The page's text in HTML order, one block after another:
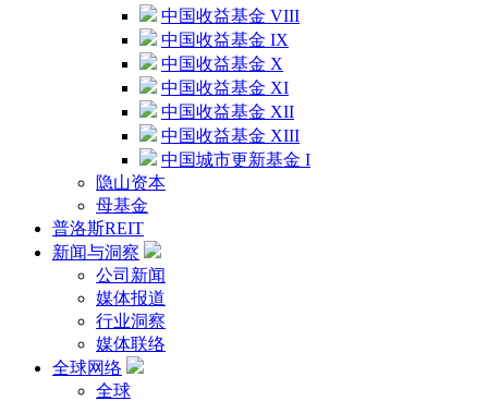
中国收益基金 VIII
中国收益基金 IX
中国收益基金 X
中国收益基金 XI
中国收益基金 XII
中国收益基金 XIII
中国城市更新基金 I
隐山资本
母基金
普洛斯REIT
新闻与洞察
公司新闻
媒体报道
行业洞察
媒体联络
全球网络
全球